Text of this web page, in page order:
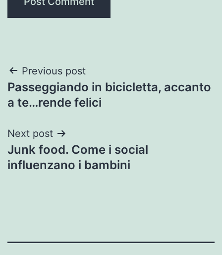
Post
navigation
Previous post
Passeggiando in bicicletta, accanto
a te…rende felici
Next post
Junk food. Come i social
influenzano i bambini